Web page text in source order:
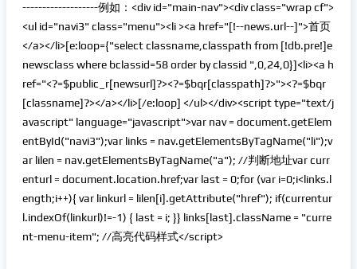
-------------------例如：<div id="main-nav"><div class="wrap cf">
<ul id="navi3" class="menu"><li ><a href="[!--news.url--]">首页
</a></li>[e:loop={"select classname,classpath from [!db.pre!]e
newsclass where bclassid=58 order by classid ",0,24,0}]<li><a h
ref="<?=$public_r[newsurl]?><?=$bqr[classpath]?>"><?=$bqr
[classname]?></a></li>[/e:loop] </ul></div><script type="text/j
avascript" language="javascript">var nav = document.getElem
entById("navi3");var links = nav.getElementsByTagName("li");v
ar lilen = nav.getElementsByTagName("a"); //判断地址var curr
enturl = document.location.href;var last = 0;for (var i=0;i<links.l
ength;i++){ var linkurl = lilen[i].getAttribute("href"); if(currentur
l.indexOf(linkurl)!=-1) { last = i; }} links[last].className = "curre
nt-menu-item"; //高亮代码样式</script>